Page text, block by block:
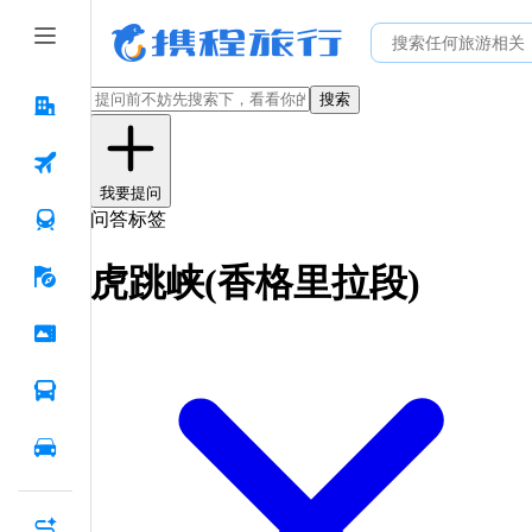
搜索
我要提问
问答标签
虎跳峡(香格里拉段)